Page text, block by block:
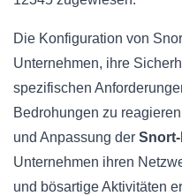
Die Konfiguration von
Unternehmen, ihre
spezifischen
Bedrohungen zu
und Anpassung der
Unternehmen ihren
und bösartige Aktivitäten